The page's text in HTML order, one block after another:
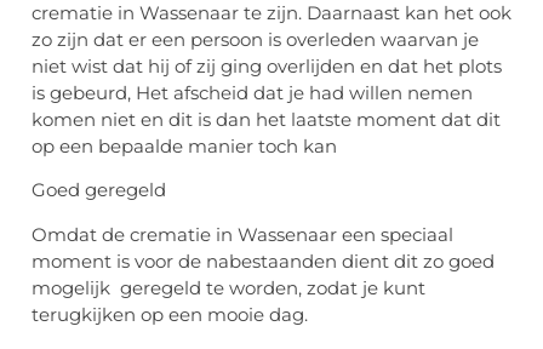
crematie in Wassenaar te zijn. Daarnaast kan het ook
zo zijn dat er een persoon is overleden waarvan je
niet wist dat hij of zij ging overlijden en dat het plots
is gebeurd, Het afscheid dat je had willen nemen
komen niet en dit is dan het laatste moment dat dit
op een bepaalde manier toch kan
Goed geregeld
Omdat de crematie in Wassenaar een speciaal
moment is voor de nabestaanden dient dit zo goed
mogelijk geregeld te worden, zodat je kunt
terugkijken op een mooie dag.